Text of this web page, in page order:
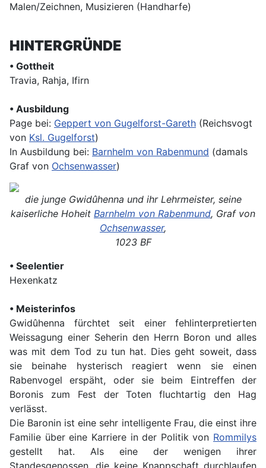
Malen/Zeichnen, Musizieren (Handharfe)
HINTERGRÜNDE
• Gottheit
Travia, Rahja, Ifirn
• Ausbildung
Page bei: Geppert von Gugelforst-Gareth (Reichsvogt
von Ksl. Gugelforst)
In Ausbildung bei: Barnhelm von Rabenmund (damals
Graf von Ochsenwasser)
die junge Gwidûhenna und ihr Lehrmeister, seine
kaiserliche Hoheit Barnhelm von Rabenmund, Graf von
Ochsenwasser,
1023 BF
• Seelentier
Hexenkatz
• Meisterinfos
Gwidûhenna fürchtet seit einer fehlinterpretierten
Weissagung einer Seherin den Herrn Boron und alles
was mit dem Tod zu tun hat. Dies geht soweit, dass
sie beinahe hysterisch reagiert wenn sie einen
Rabenvogel erspäht, oder sie beim Eintreffen der
Boronis zum Fest der Toten fluchtartig den Hag
verlässt.
Die Baronin ist eine sehr intelligente Frau, die einst ihre
Familie über eine Karriere in der Politik von Rommilys
gestellt hat. Als eine der wenigen ihrer